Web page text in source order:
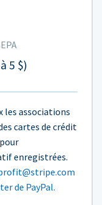
5 $)
les associations
cartes de crédit
enregistrées.
de PayPal.